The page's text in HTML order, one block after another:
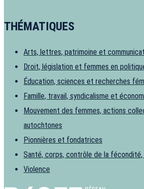
THÉMATIQUES
Arts, lettres, patrimoine et
Droit, législation et femmes en
Éducation, sciences et recherches
Famille, travail, syndicalisme et
Mouvement des femmes, actions
autochtones
Pionnières et fondatrices
Santé, corps, contrôle de la
Violence